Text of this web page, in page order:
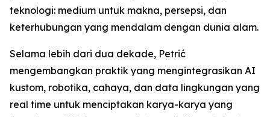
teknologi: medium untuk makna, persepsi, dan
keterhubungan yang mendalam dengan dunia alam.
Selama lebih dari dua dekade, Petrić
mengembangkan praktik yang mengintegrasikan AI
kustom, robotika, cahaya, dan data lingkungan yang
real time untuk menciptakan karya-karya yang